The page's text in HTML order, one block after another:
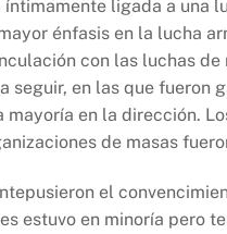
ligada a una
énfasis en la lucha
con las luchas
seguir, en las que fueron
en la dirección.
de masas
el
estuvo en minoría pero